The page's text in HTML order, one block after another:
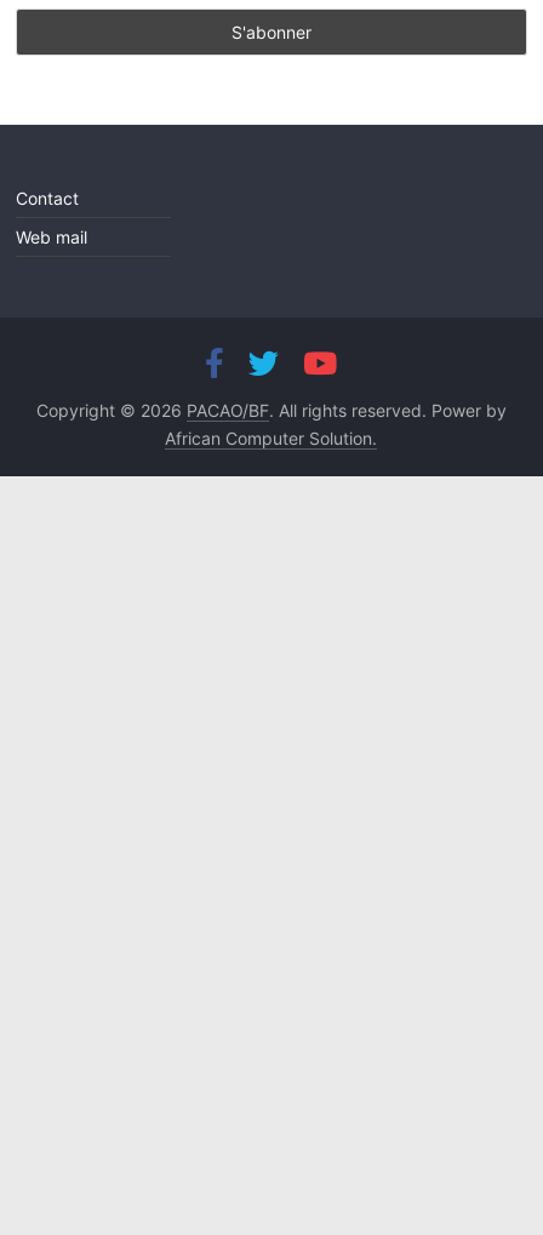
Contact
Web mail
Copyright © 2026 PACAO/BF. All rights reserved. Power by
African Computer Solution.